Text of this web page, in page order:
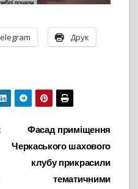
Друк
Фасад приміщення
Черкаського шахового
клубу прикрасили
тематичними